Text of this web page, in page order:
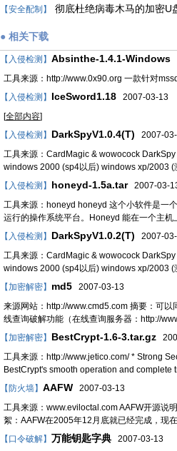
【安全配制】 彻底杜绝病毒木马的加密U
● 相关下载
【入侵检测】 Absinthe-1.4.1-Windows
工具来源：http://www.0x90.org 一款针对
【入侵检测】 IceSword1.18 2007-03-13
[全部内容]
【入侵检测】 DarkSpyV1.0.4(T) 2007-
工具来源：CardMagic & wowocock
windows 2000 (sp4以后) windows xp/2003 (
【入侵检测】 honeyd-1.5a.tar2007-03-
工具来源：honeyd honeyd 这个小软件是一
运行的操作系统平台。Honeyd 能在一个主
【入侵检测】 DarkSpyV1.0.2(T) 2007-
工具来源：CardMagic & wowocock
windows 2000 (sp4以后) windows xp/2003 (
【加密解密】 md5 2007-03-13
来源网站：http://www.cmd5.com 摘要：可
线查询破解功能（在线查询服务器：http://
【加密解密】 BestCrypt-1.6-3.tar.gz
工具来源：http://www.jetico.com/ * Strong
BestCrypt's smooth operation and
【防火墙】 AAFW 2007-03-13
工具来源：www.eviloctal.com AAFW开源说
絮：AAFW在2005年12月底就已经完成，现
【口令破解】 万能钥匙字典 2007-03-13